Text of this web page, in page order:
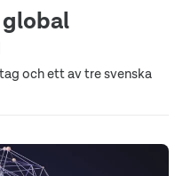
och ett av tre svenska